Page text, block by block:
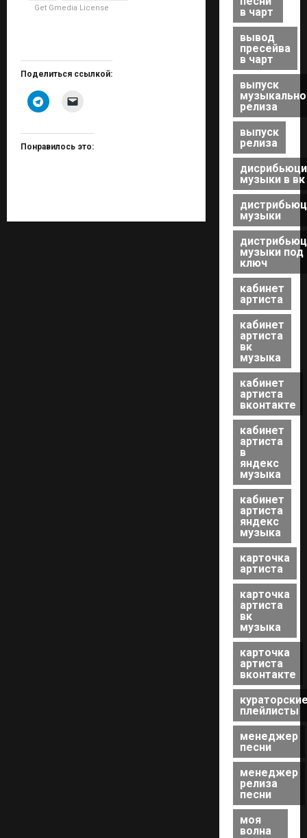
Get Gmedia License
Поделиться ссылкой:
Понравилось это:
в чарт
вывод
пресейва
в чарт
выпуск
релиза
выпуск
релиза
музыки в вк
музыки
музыки под
ключ
кабинет
артиста
кабинет
артиста
вк
музыка
кабинет
артиста
вконтакте
кабинет
артиста
в
яндекс
музыка
кабинет
артиста
яндекс
музыка
карточка
артиста
карточка
артиста
вк
музыка
карточка
артиста
вконтакте
плейлисты
менеджер
песни
менеджер
релиза
песни
моя
волна